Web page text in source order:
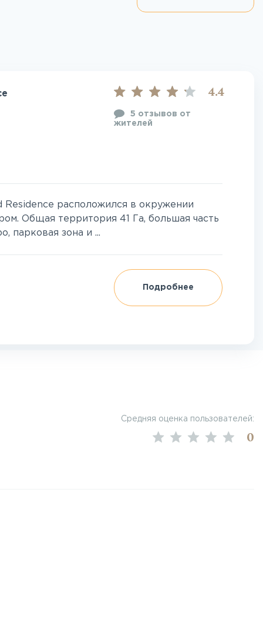
4.4
5 отзывов от
жителей
Residence расположился в окружении
Общая территория 41 Га, большая часть
парковая зона и ...
Подробнее
Средняя оценка пользователей:
0